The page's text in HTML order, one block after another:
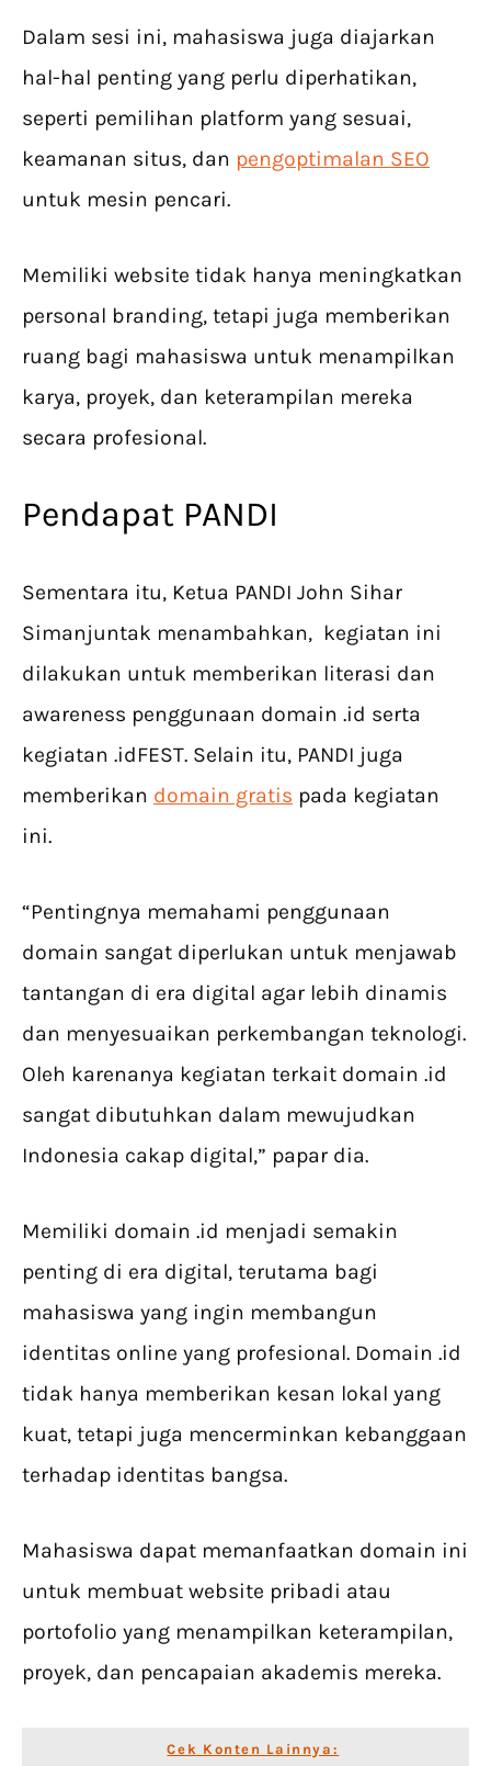
Dalam sesi ini, mahasiswa juga diajarkan
hal-hal penting yang perlu diperhatikan,
seperti pemilihan platform yang sesuai,
keamanan situs, dan pengoptimalan SEO
untuk mesin pencari.
Memiliki website tidak hanya meningkatkan
personal branding, tetapi juga memberikan
ruang bagi mahasiswa untuk menampilkan
karya, proyek, dan keterampilan mereka
secara profesional.
Pendapat PANDI
Sementara itu, Ketua PANDI John Sihar
Simanjuntak menambahkan, kegiatan ini
dilakukan untuk memberikan literasi dan
awareness penggunaan domain .id serta
kegiatan .idFEST. Selain itu, PANDI juga
memberikan domain gratis pada kegiatan
ini.
“Pentingnya memahami penggunaan
domain sangat diperlukan untuk menjawab
tantangan di era digital agar lebih dinamis
dan menyesuaikan perkembangan teknologi.
Oleh karenanya kegiatan terkait domain .id
sangat dibutuhkan dalam mewujudkan
Indonesia cakap digital,” papar dia.
Memiliki domain .id menjadi semakin
penting di era digital, terutama bagi
mahasiswa yang ingin membangun
identitas online yang profesional. Domain .id
tidak hanya memberikan kesan lokal yang
kuat, tetapi juga mencerminkan kebanggaan
terhadap identitas bangsa.
Mahasiswa dapat memanfaatkan domain ini
untuk membuat website pribadi atau
portofolio yang menampilkan keterampilan,
proyek, dan pencapaian akademis mereka.
Cek Konten Lainnya: